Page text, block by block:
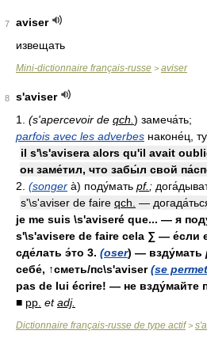
7
aviser
извещать
Mini-dictionnaire français-russe > aviser
8
s'aviser
1. (s'apercevoir de qch. ) замеча́ть;
parfois avec les adverbes наконе́ц,
il s'\s'avisera alors qu'il avait
он заме́тил, что забы́л свой
2. (songer à) поду́мать pf. ;
s'\s'aviser de faire qch. —
je me suis \s'aviseré que... — я
s'\s'avisere de faire cela ∑ — е́сли
сде́лать э́то 3. (oser) — взду́мать
себе́, ↑сметь/пс\s'aviser(se
pas de lui écrire! — не взду́майте
■ pp. etadj.
Dictionnaire français-russe de type actif>